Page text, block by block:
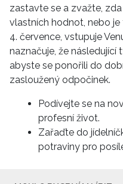
zastavte se a zvažte,
vlastních hodnot, nebo je
4. července, vstupuje
naznačuje, že následující
abyste se ponořili do
zasloužený odpočinek.
Podívejte se na
profesní život.
Zařaďte do
potraviny pro